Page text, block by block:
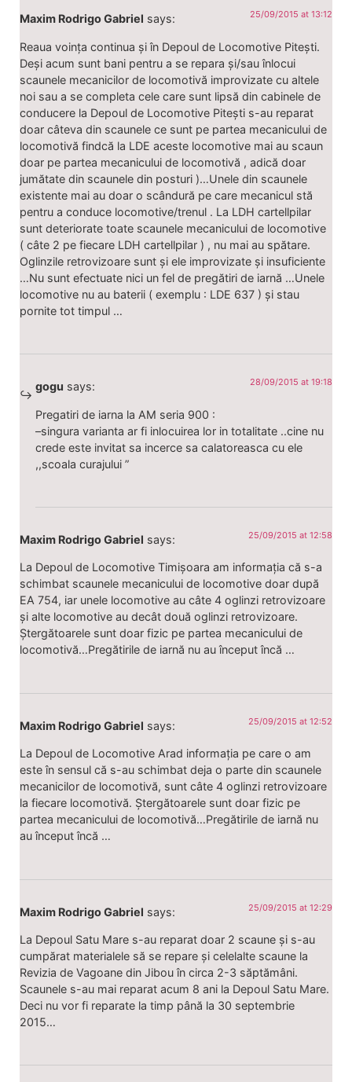
Maxim Rodrigo Gabriel says: 25/09/2015 at 13:12
Reaua voința continua și în Depoul de Locomotive Pitești.
Deși acum sunt bani pentru a se repara și/sau înlocui
scaunele mecanicilor de locomotivă improvizate cu altele
noi sau a se completa cele care sunt lipsă din cabinele de
conducere la Depoul de Locomotive Pitești s-au reparat
doar câteva din scaunele ce sunt pe partea mecanicului de
locomotivă findcă la LDE aceste locomotive mai au scaun
doar pe partea mecanicului de locomotivă , adică doar
jumătate din scaunele din posturi )…Unele din scaunele
existente mai au doar o scândură pe care mecanicul stă
pentru a conduce locomotive/trenul . La LDH cartellpilar
sunt deteriorate toate scaunele mecanicului de locomotive
( câte 2 pe fiecare LDH cartellpilar ) , nu mai au spătare.
Oglinzile retrovizoare sunt și ele improvizate și insuficiente
…Nu sunt efectuate nici un fel de pregătiri de iarnă …Unele
locomotive nu au baterii ( exemplu : LDE 637 ) și stau
pornite tot timpul …
gogu says: 28/09/2015 at 19:18
Pregatiri de iarna la AM seria 900 :
–singura varianta ar fi inlocuirea lor in totalitate ..cine nu
crede este invitat sa incerce sa calatoreasca cu ele
,,scoala curajului ”
Maxim Rodrigo Gabriel says: 25/09/2015 at 12:58
La Depoul de Locomotive Timișoara am informația că s-a
schimbat scaunele mecanicului de locomotive doar după
EA 754, iar unele locomotive au câte 4 oglinzi retrovizoare
și alte locomotive au decât două oglinzi retrovizoare.
Ștergătoarele sunt doar fizic pe partea mecanicului de
locomotivă…Pregătirile de iarnă nu au început încă …
Maxim Rodrigo Gabriel says: 25/09/2015 at 12:52
La Depoul de Locomotive Arad informația pe care o am
este în sensul că s-au schimbat deja o parte din scaunele
mecanicilor de locomotivă, sunt câte 4 oglinzi retrovizoare
la fiecare locomotivă. Ștergătoarele sunt doar fizic pe
partea mecanicului de locomotivă…Pregătirile de iarnă nu
au început încă …
Maxim Rodrigo Gabriel says: 25/09/2015 at 12:29
La Depoul Satu Mare s-au reparat doar 2 scaune și s-au
cumpărat materialele să se repare și celelalte scaune la
Revizia de Vagoane din Jibou în circa 2-3 săptămâni.
Scaunele s-au mai reparat acum 8 ani la Depoul Satu Mare.
Deci nu vor fi reparate la timp până la 30 septembrie
2015…